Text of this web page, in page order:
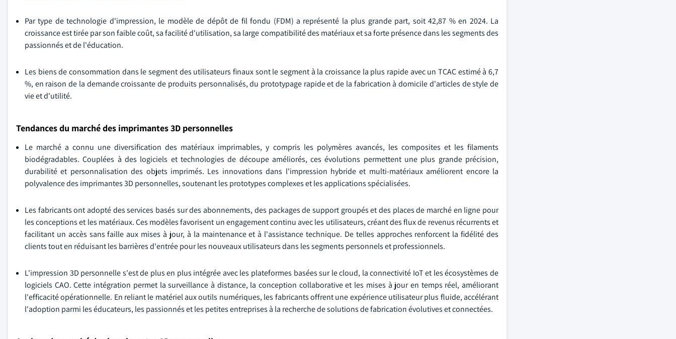
Par type de technologie d'impression, le modèle de dépôt de fil fondu (FDM) a représenté la plus grande part, soit 42,87 % en 2024. La
croissance est tirée par son faible coût, sa facilité d'utilisation, sa large compatibilité des matériaux et sa forte présence dans les segments des
passionnés et de l'éducation.
Les biens de consommation dans le segment des utilisateurs finaux sont le segment à la croissance la plus rapide avec un TCAC estimé à 6,7
%, en raison de la demande croissante de produits personnalisés, du prototypage rapide et de la fabrication à domicile d'articles de style de
vie et d'utilité.
Tendances du marché des imprimantes 3D personnelles
Le marché a connu une diversification des matériaux imprimables, y compris les polymères avancés, les composites et les filaments
biodégradables. Couplées à des logiciels et technologies de découpe améliorés, ces évolutions permettent une plus grande précision,
durabilité et personnalisation des objets imprimés. Les innovations dans l'impression hybride et multi-matériaux améliorent encore la
polyvalence des imprimantes 3D personnelles, soutenant les prototypes complexes et les applications spécialisées.
Les fabricants ont adopté des services basés sur des abonnements, des packages de support groupés et des places de marché en ligne pour
les conceptions et les matériaux. Ces modèles favorisent un engagement continu avec les utilisateurs, créant des flux de revenus récurrents et
facilitant un accès sans faille aux mises à jour, à la maintenance et à l'assistance technique. De telles approches renforcent la fidélité des
clients tout en réduisant les barrières d'entrée pour les nouveaux utilisateurs dans les segments personnels et professionnels.
L'impression 3D personnelle s'est de plus en plus intégrée avec les plateformes basées sur le cloud, la connectivité IoT et les écosystèmes de
logiciels CAO. Cette intégration permet la surveillance à distance, la conception collaborative et les mises à jour en temps réel, améliorant
l'efficacité opérationnelle. En reliant le matériel aux outils numériques, les fabricants offrent une expérience utilisateur plus fluide, accélérant
l'adoption parmi les éducateurs, les passionnés et les petites entreprises à la recherche de solutions de fabrication évolutives et connectées.